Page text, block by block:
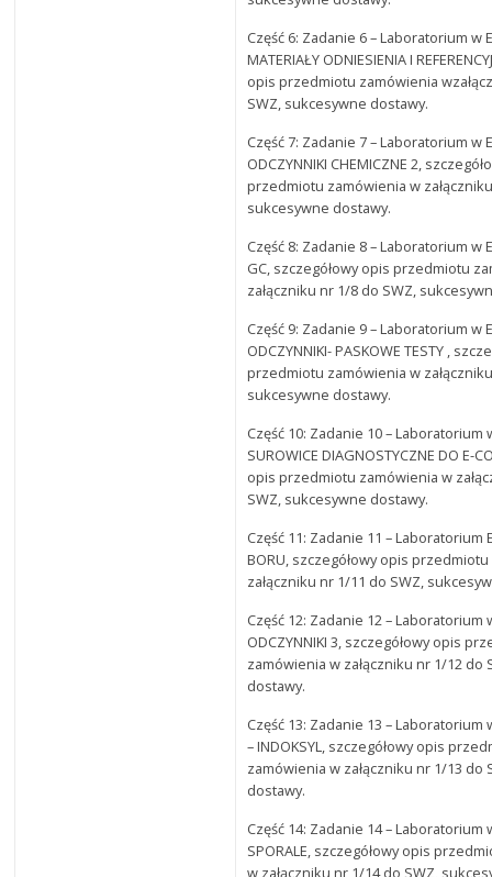
Część 6: Zadanie 6 – Laboratorium w
MATERIAŁY ODNIESIENIA I
opis przedmiotu zamówienia
SWZ, sukcesywne dostawy.
Część 7: Zadanie 7 – Laboratorium w
ODCZYNNIKI CHEMICZNE 2,
przedmiotu zamówienia w
sukcesywne dostawy.
Część 8: Zadanie 8 – Laboratorium w
GC, szczegółowy opis przedmiotu
załączniku nr 1/8 do SWZ,
Część 9: Zadanie 9 – Laboratorium w
ODCZYNNIKI- PASKOWE TESTY ,
przedmiotu zamówienia w
sukcesywne dostawy.
Część 10: Zadanie 10 – Laboratorium
SUROWICE DIAGNOSTYCZNE DO E-
opis przedmiotu zamówienia w
SWZ, sukcesywne dostawy.
Część 11: Zadanie 11 – Laboratorium
BORU, szczegółowy opis
załączniku nr 1/11 do SWZ,
Część 12: Zadanie 12 – Laboratorium
ODCZYNNIKI 3, szczegółowy opis
zamówienia w załączniku nr 1/12 do
dostawy.
Część 13: Zadanie 13 – Laboratorium
– INDOKSYL, szczegółowy opis
zamówienia w załączniku nr 1/13 do
dostawy.
Część 14: Zadanie 14 – Laboratorium
SPORALE, szczegółowy opis
w załączniku nr 1/14 do SWZ,